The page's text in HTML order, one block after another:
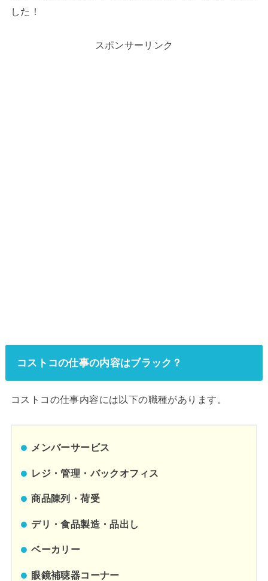
した！
スポンサーリンク
コストコの仕事の内容はブラック？
コストコの仕事内容には以下の職種があります。
メンバーサービス
レジ・管理・バックオフィス
商品陳列・荷受
デリ・食品製造・品出し
ベーカリー
眼鏡補聴器コーナー